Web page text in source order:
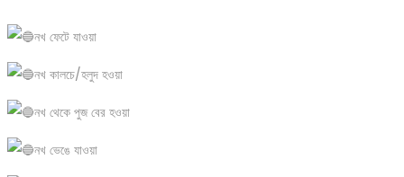
নখ ফেটে যাওয়া
নখ কালচে/হলুদ হওয়া
নখ থেকে পুজ বের হওয়া
নখ ভেঙে যাওয়া